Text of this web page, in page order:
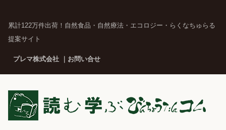
累計122万件出荷！自然食品・自然療法・エコロジー・らくなちゅらる
提案サイト
プレマ株式会社 お問い合せ